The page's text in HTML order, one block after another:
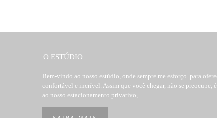
O ESTÚDIO
Bem-vindo ao nosso estúdio, onde sempre me esforço para
confortável e incrível. Assim que você chegar, não se preocupe,
ao nosso estacionamento privativo,...